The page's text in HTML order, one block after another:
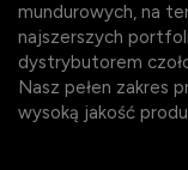
mundurowych, na
najszerszych
dystrybutorem
Nasz pełen zakres
wysoką jakość